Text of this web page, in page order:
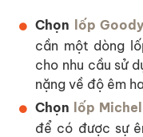
Chọn lốp
cần một dòng
cho nhu cầu sử
nặng về độ êm
Chọn lốp
để có được sự